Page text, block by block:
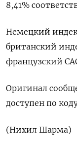
8,41%
Немецкий
британский
французский
Оригинал
доступен по
(Нихил Шарма)